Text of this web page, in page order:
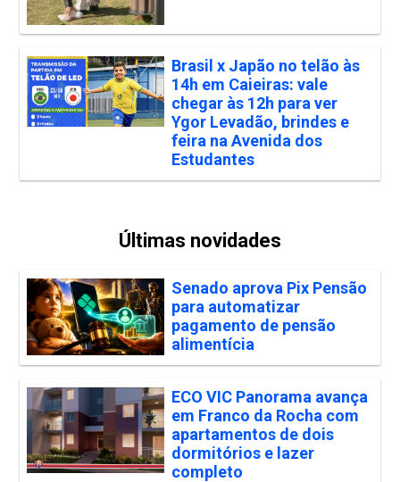
Brasil x Japão no telão às
14h em Caieiras: vale
chegar às 12h para ver
Ygor Levadão, brindes e
feira na Avenida dos
Estudantes
Últimas novidades
Senado aprova Pix Pensão
para automatizar
pagamento de pensão
alimentícia
ECO VIC Panorama avança
em Franco da Rocha com
apartamentos de dois
dormitórios e lazer
completo